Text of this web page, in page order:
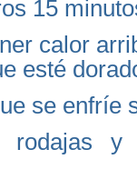
15
calor
esté
se enfríe
y